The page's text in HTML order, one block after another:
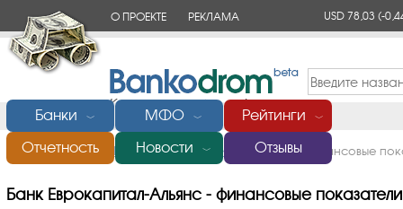
О ПРОЕКТЕ РЕКЛАМА USD 78,03(-
Банки ﹀ МФО ﹀ Рейтинги ﹀
Отчетность Новости ﹀ Отзывы
Главная/Банки России/Еврокапитал-Альянс/Финансовые
Банк Еврокапитал-Альянс - финансовые